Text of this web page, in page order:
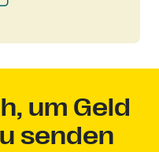
um Geld
senden